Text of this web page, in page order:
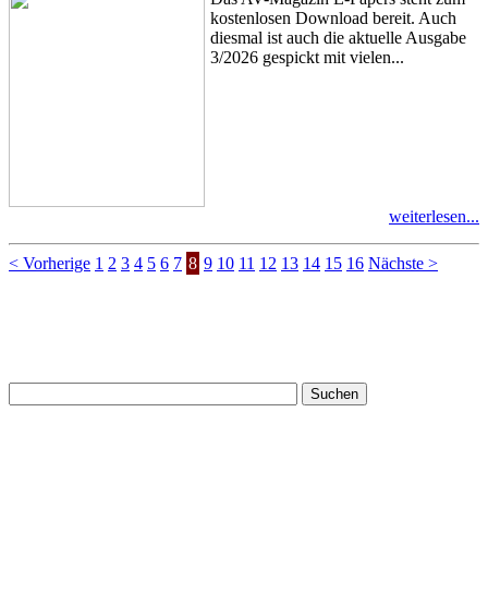
kostenlosen Download bereit. Auch
diesmal ist auch die aktuelle Ausgabe
3/2026 gespickt mit vielen...
weiterlesen...
< Vorherige 1 2 3 4 5 6 7 8 9 10 11 12 13 14 15 16 Nächste >